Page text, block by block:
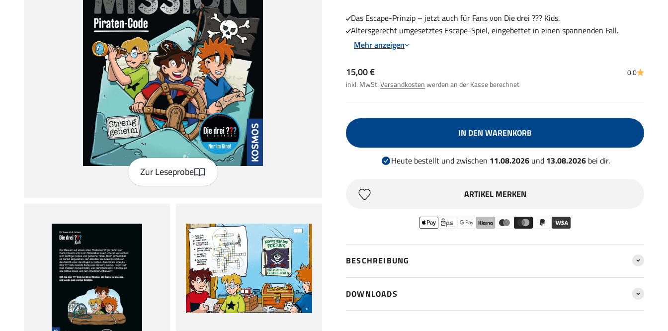
Zur Leseprobe
Das Escape-Prinzip – jetzt auch für Fans von Die drei ??? Kids.
Altersgerecht umgesetztes Escape-Spiel, eingebettet in einen spannenden Fall.
Mehr anzeigen
Angebot
15,00 €
inkl. MwSt.Versandkostenwerden an der Kasse berechnet
0.0
IN DEN WARENKORB
Heute bestellt und zwischen 11.08.2026und 13.08.2026 bei dir.
ARTIKEL MERKEN
BESCHREIBUNG
DOWNLOADS